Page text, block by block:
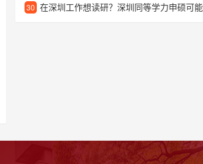
30 在深圳工作想读研？深圳同等学力申硕可能是你的最